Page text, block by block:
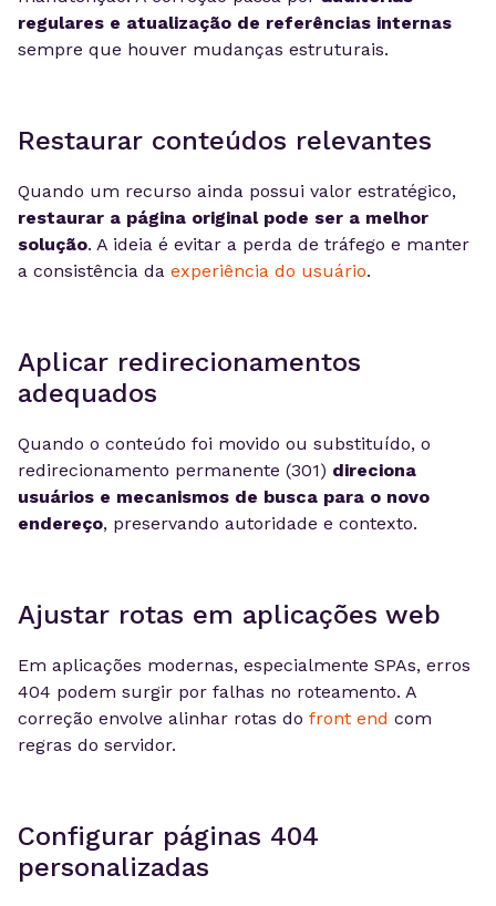
regulares e atualização de referências internas
sempre que houver mudanças estruturais.
Restaurar conteúdos relevantes
Quando um recurso ainda possui valor estratégico,
restaurar a página original pode ser a melhor
solução. A ideia é evitar a perda de tráfego e manter
a consistência da experiência do usuário.
Aplicar redirecionamentos
adequados
Quando o conteúdo foi movido ou substituído, o
redirecionamento permanente (301) direciona
usuários e mecanismos de busca para o novo
endereço, preservando autoridade e contexto.
Ajustar rotas em aplicações web
Em aplicações modernas, especialmente SPAs, erros
404 podem surgir por falhas no roteamento. A
correção envolve alinhar rotas do front end com
regras do servidor.
Configurar páginas 404
personalizadas